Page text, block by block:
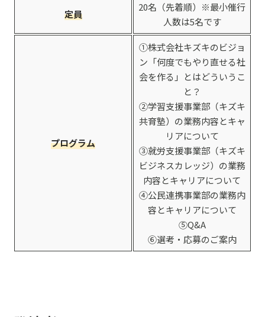
定員
20名（先着順）※最小催行
人数は5名です
プログラム
①株式会社キズキのビジョ
ン「何度でもやり直せる社
会を作る」とはどういうこ
と？
②学習支援事業部（キズキ
共育塾）の業務内容とキャ
リアについて
③就労支援事業部（キズキ
ビジネスカレッジ）の業務
内容とキャリアについて
④公民連携事業部の業務内
容とキャリアについて
⑤Q&A
⑥選考・応募のご案内